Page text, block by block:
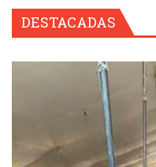
¿Adiós
Redes
02:04
Julio
Estado
21:58
DESTACADAS